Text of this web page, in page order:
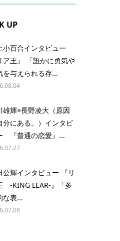
UP
小百合インタビュー
ア王』 「誰かに勇気や
を与えられる存...
雄輝×長野凌大（原因
分にある。）インタビ
『普通の恋愛』...
公輝インタビュー 『リ
-KING LEAR-』「多
な表...